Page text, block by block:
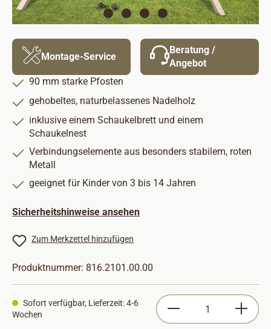
Montage-Service
Beratung /
Angebot
90 mm starke Pfosten
gehobeltes, naturbelassenes Nadelholz
inklusive einem Schaukelbrett und einem
Schaukelnest
Verbindungselemente aus besonders stabilem, roten
Metall
geeignet für Kinder von 3 bis 14 Jahren
Sicherheitshinweise ansehen
Zum Merkzettel hinzufügen
Produktnummer: 816.2101.00.00
Sofort verfügbar, Lieferzeit: 4-6
Wochen
Produkt Anzahl: